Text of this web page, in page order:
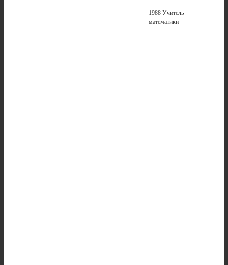
1988 Учитель
математики